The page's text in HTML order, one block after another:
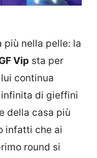
più nella pelle: la
Vip sta per
continua
di gieffini
della casa più
infatti che ai
round si